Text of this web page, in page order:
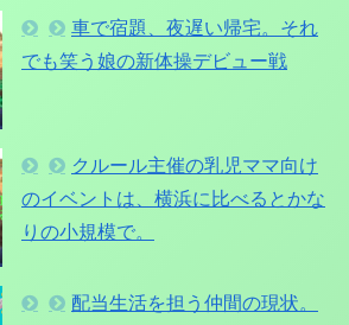
車で宿題、夜遅い帰宅。それ
でも笑う娘の新体操デビュー戦
クルール主催の乳児ママ向け
のイベントは、横浜に比べるとかな
りの小規模で。
配当生活を担う仲間の現状。